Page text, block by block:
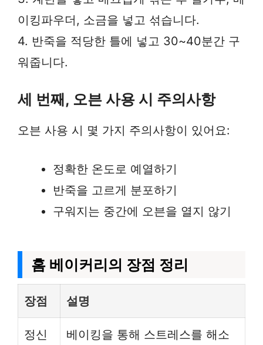
이킹파우더, 소금을 넣고 섞습니다.
4. 반죽을 적당한 틀에 넣고 30~40분간 구
워줍니다.
세 번째, 오븐 사용 시 주의사항
오븐 사용 시 몇 가지 주의사항이 있어요:
정확한 온도로 예열하기
반죽을 고르게 분포하기
구워지는 중간에 오븐을 열지 않기
홈 베이커리의 장점 정리
장점 설명
정신
베이킹을 통해 스트레스를 해소